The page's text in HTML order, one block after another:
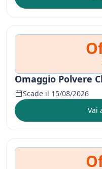
Omaggio Polvere
Scade il 15/08/2026
Vai